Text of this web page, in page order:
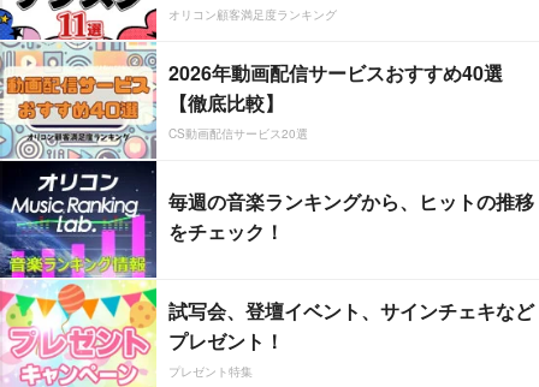
オリコン顧客満足度ランキング
2026年動画配信サービスおすすめ40選
【徹底比較】
CS動画配信サービス20選
毎週の音楽ランキングから、ヒットの推移
をチェック！
試写会、登壇イベント、サインチェキなど
プレゼント！
プレゼント特集